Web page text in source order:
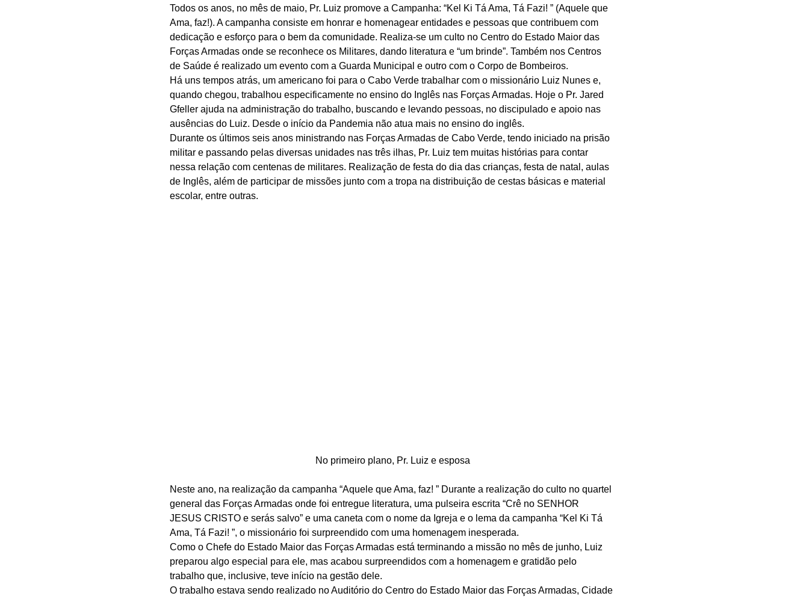
Todos os anos, no mês de maio, Pr. Luiz promove a Campanha: “Kel Ki Tá Ama, Tá Fazi! ” (Aquele que
Ama, faz!). A campanha consiste em honrar e homenagear entidades e pessoas que contribuem com
dedicação e esforço para o bem da comunidade. Realiza-se um culto no Centro do Estado Maior das
Forças Armadas onde se reconhece os Militares, dando literatura e “um brinde”. Também nos Centros
de Saúde é realizado um evento com a Guarda Municipal e outro com o Corpo de Bombeiros.
Há uns tempos atrás, um americano foi para o Cabo Verde trabalhar com o missionário Luiz Nunes e,
quando chegou, trabalhou especificamente no ensino do Inglês nas Forças Armadas. Hoje o Pr. Jared
Gfeller ajuda na administração do trabalho, buscando e levando pessoas, no discipulado e apoio nas
ausências do Luiz. Desde o início da Pandemia não atua mais no ensino do inglês.
Durante os últimos seis anos ministrando nas Forças Armadas de Cabo Verde, tendo iniciado na prisão
militar e passando pelas diversas unidades nas três ilhas, Pr. Luiz tem muitas histórias para contar
nessa relação com centenas de militares. Realização de festa do dia das crianças, festa de natal, aulas
de Inglês, além de participar de missões junto com a tropa na distribuição de cestas básicas e material
escolar, entre outras.
No primeiro plano, Pr. Luiz e esposa
Neste ano, na realização da campanha “Aquele que Ama, faz! ” Durante a realização do culto no quartel
general das Forças Armadas onde foi entregue literatura, uma pulseira escrita “Crê no SENHOR
JESUS CRISTO e serás salvo” e uma caneta com o nome da Igreja e o lema da campanha “Kel Ki Tá
Ama, Tá Fazi! ”, o missionário foi surpreendido com uma homenagem inesperada.
Como o Chefe do Estado Maior das Forças Armadas está terminando a missão no mês de junho, Luiz
preparou algo especial para ele, mas acabou surpreendidos com a homenagem e gratidão pelo
trabalho que, inclusive, teve início na gestão dele.
O trabalho estava sendo realizado no Auditório do Centro do Estado Maior das Forças Armadas, Cidade